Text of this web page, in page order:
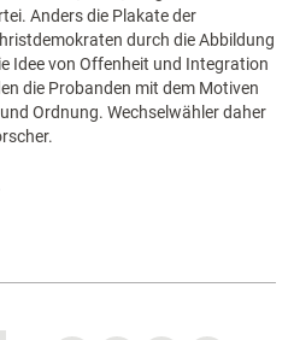
Anders die Plakate der
durch die Abbildung
Idee von Offenheit und Integration
die Probanden mit dem Motiven
Ordnung. Wechselwähler daher